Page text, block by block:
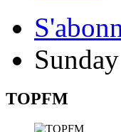
TOPFM